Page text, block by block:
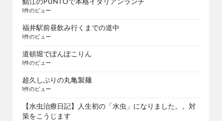
鯖江のPUNTOで本格イタリアンランチ
1件のビュー
福井駅前昼飲み行くまでの道中
1件のビュー
道頓堀でぽんぽこりん
1件のビュー
超久しぶりの丸亀製麺
1件のビュー
【水虫治療日記】人生初の「水虫」になりました。。対
策をこうじます